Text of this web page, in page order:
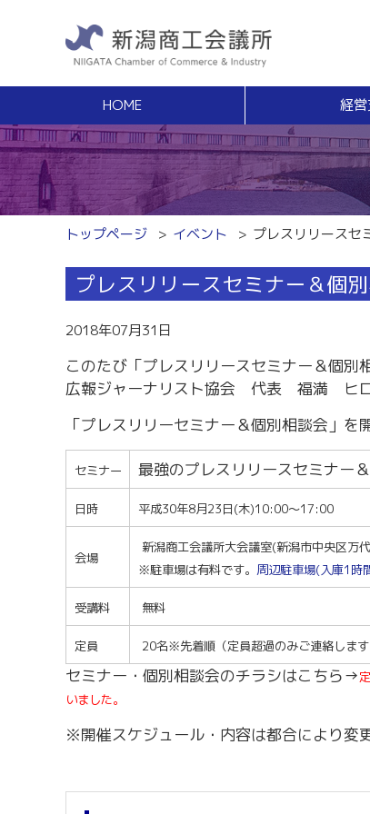
HOME 経
経営支援
経営相談
無料窓口相談
専門家ネットワーク
経営安定特別相談室
中小企業支援サイト「ミラサポ」
新潟県建設サポートセンター
税務相談（無料相談窓口）
労務・雇用関係
労働保険事務組合
賃金関係諸統計・説明会
事業承
事業承継
事業承継
M＆Aの
創業塾
事業計画
商工会議
経営発
令和2年4
福利
健康増進サポート
トップページ イベント プレスリリースセ
プレスリリースセミナー＆個
2018年07月31日
このたび「プレスリリースセミナー＆個別
広報ジャーナリスト協会 代表 福満 ヒ
「プレスリリーセミナー＆個別相談会」を
セミナー 最強のプレスリリースセミナー
日時 平成30年8月23日(木)10:00～17:00
会場
新潟商工会議所大会議室(新潟市中央区万
※駐車場は有料です。 周辺駐車場(入庫1時
受講料 無料
定員 20名※先着順（定員超過のみご連絡します
セミナー・個別相談会のチラシはこちら→
いました。
※開催スケジュール・内容は都合により変